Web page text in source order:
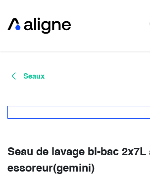
Seaux
Seau de lavage bi-bac 2x7L
essoreur(gemini)